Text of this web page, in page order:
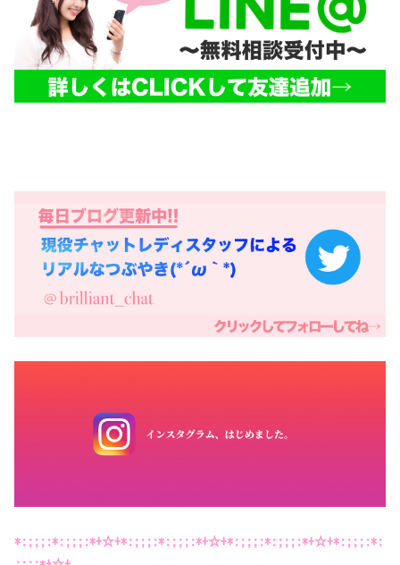
*:;;;:*:;;;:*+☆+*:;;;:*:;;;:*+☆+*:;;;:*:;;;:*+☆+*:;;;:*: